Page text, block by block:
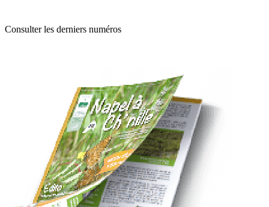
Consulter les derniers numéros